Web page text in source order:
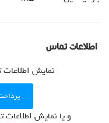
اطلاعات تماس
نمایش
پرداخت ۳۰ هزارتومان
و یا نمایش